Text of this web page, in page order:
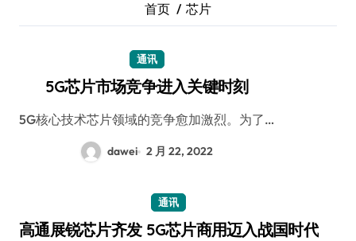
首页 芯片
通讯
5G芯片市场竞争进入关键时刻
5G核心技术芯片领域的竞争愈加激烈。为了…
dawei 2 月 22, 2022
通讯
高通展锐芯片齐发 5G芯片商用迈入战国时代